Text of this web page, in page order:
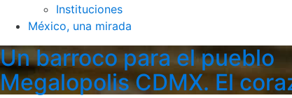
Instituciones
México, una mirada
Un barroco para el pueblo
Megalopolis CDMX. El